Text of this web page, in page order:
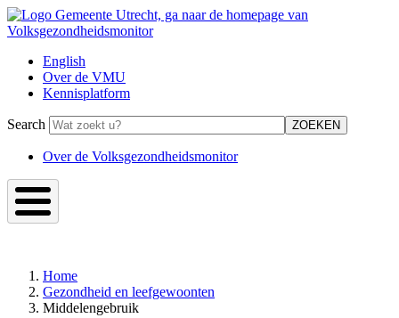
Overslaan
en
inhoud
gaan
Top
Menu
-
Volksgezondheidsmonitor
English
Over de VMU
Kennisplatform
Search
Over
VMU
Over de Volksgezondheidsmonitor
Kruimelpad
Home
Gezondheid en leefgewoonten
Middelengebruik